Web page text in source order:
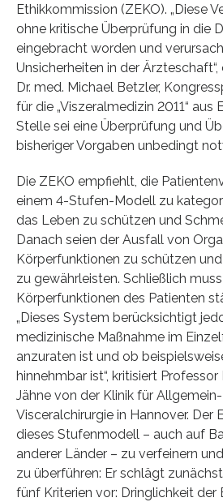
Ethikkommission (ZEKO). „Diese
ohne kritische Überprüfung in die
eingebracht worden und
Unsicherheiten in der
Dr. med. Michael Betzler,
für die „Viszeralmedizin 2011“ aus
Stelle sei eine Überprüfung und
bisheriger Vorgaben unbedingt
Die ZEKO empfiehlt, die
einem 4-Stufen-Modell zu
das Leben zu schützen und
Danach seien der Ausfall von
Körperfunktionen zu schützen
zu gewährleisten. Schließlich
Körperfunktionen des Patienten
„Dieses System berücksichtigt
medizinische Maßnahme im
anzuraten ist und ob
hinnehmbar ist“, kritisiert Professor
Jähne von der Klinik für
Visceralchirurgie in Hannover. Der
dieses Stufenmodell – auch auf
anderer Länder – zu verfeinern
zu überführen: Er schlägt
fünf Kriterien vor: Dringlichkeit der